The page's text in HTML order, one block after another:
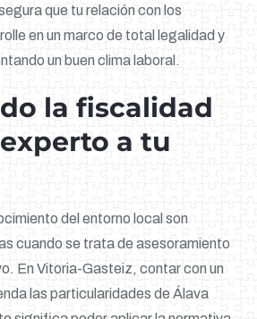
que tu relación con los
en un marco de total legalidad y
un buen clima laboral.
la fiscalidad
a tu
del entorno local son
cuando se trata de asesoramiento
En Vitoria-Gasteiz, contar con un
las particularidades de Álava